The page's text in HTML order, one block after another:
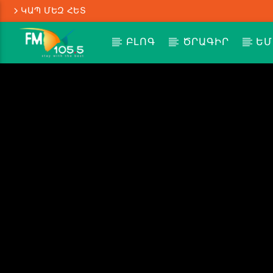
ԿԱՊ ՄԵԶ ՀԵՏ
ԲԼՈԳ ԾՐԱԳԻՐ